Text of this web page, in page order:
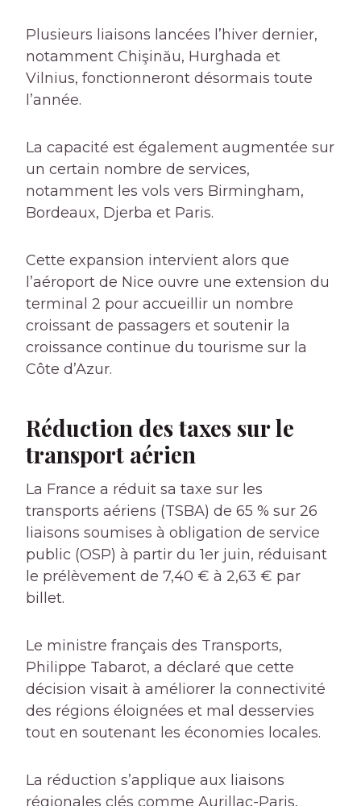
Plusieurs liaisons lancées l’hiver dernier,
notamment Chişinău, Hurghada et
Vilnius, fonctionneront désormais toute
l’année.
La capacité est également augmentée sur
un certain nombre de services,
notamment les vols vers Birmingham,
Bordeaux, Djerba et Paris.
Cette expansion intervient alors que
l’aéroport de Nice ouvre une extension du
terminal 2 pour accueillir un nombre
croissant de passagers et soutenir la
croissance continue du tourisme sur la
Côte d’Azur.
Réduction des taxes sur le
transport aérien
La France a réduit sa taxe sur les
transports aériens (TSBA) de 65 % sur 26
liaisons soumises à obligation de service
public (OSP) à partir du 1er juin, réduisant
le prélèvement de 7,40 € à 2,63 € par
billet.
Le ministre français des Transports,
Philippe Tabarot, a déclaré que cette
décision visait à améliorer la connectivité
des régions éloignées et mal desservies
tout en soutenant les économies locales.
La réduction s’applique aux liaisons
régionales clés comme Aurillac-Paris,